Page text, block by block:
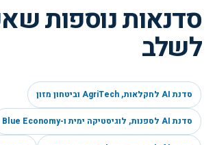
סדנאות נוספות
לשלב
סדנת AI לחקלאות, AgriTech וביטחון מזון
סדנת AI לספנות, לוגיסטיקה ימית ו-Blue Economy